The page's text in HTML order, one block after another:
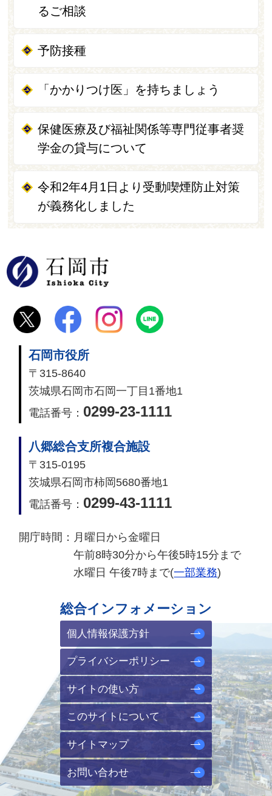
るご相談
予防接種
「かかりつけ医」を持ちましょう
保健医療及び福祉関係等専門従事者奨
学金の貸与について
令和2年4月1日より受動喫煙防止対策
が義務化しました
石岡市役所
〒315-8640
茨城県石岡市石岡一丁目1番地1
電話番号： 0299-23-1111
八郷総合支所複合施設
〒315-0195
茨城県石岡市柿岡5680番地1
電話番号： 0299-43-1111
開庁時間： 月曜日から金曜日
午前8時30分から午後5時15分まで
水曜日 午後7時まで(一部業務)
総合インフォメーション
個人情報保護方針
プライバシーポリシー
サイトの使い方
このサイトについて
サイトマップ
お問い合わせ